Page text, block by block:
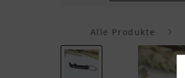
Alle Produkte